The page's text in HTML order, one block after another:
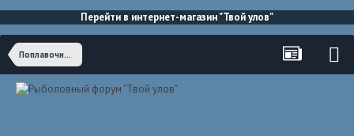
Перейти в интернет-магазин "Твой улов"
Поплавочная ловля